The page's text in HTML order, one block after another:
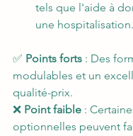
tels que l'aide à
une hospitalisation.
✅ Points forts : Des
modulables et un
qualité-prix.
❌ Point faible :
optionnelles peuvent